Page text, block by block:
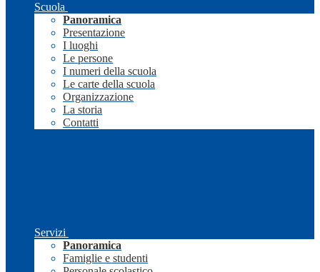
Scuola
Panoramica
Presentazione
I luoghi
Le persone
I numeri della scuola
Le carte della scuola
Organizzazione
La storia
Contatti
Servizi
Panoramica
Famiglie e studenti